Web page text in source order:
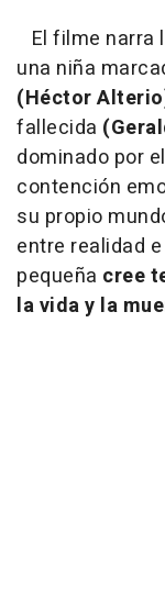
El filme narra
una niña
(Héctor
fallecida
dominado por
contención
su propio
entre realidad
pequeña cree
la vida y la